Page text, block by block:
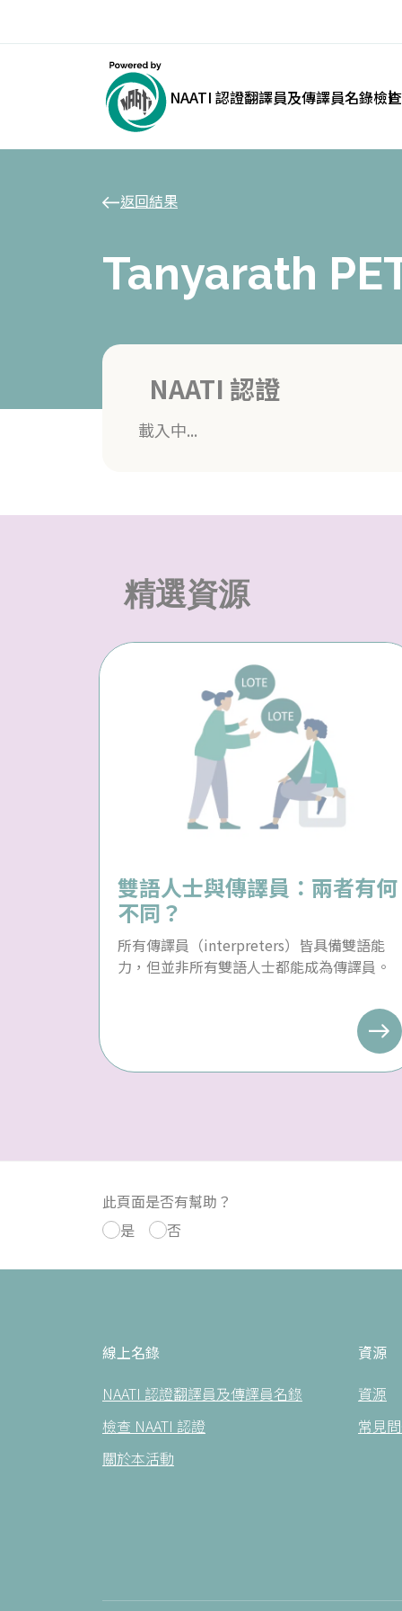
NAATI 認證翻譯員及傳譯員名錄檢
返回結果
Tanyarath
NAATI 認證
載入中...
精選資源
雙語人士與傳譯員：兩者有何
不同？
所有傳譯員（interpreters）皆具備雙語能
力，但並非所有雙語人士都能成為傳譯員。
此頁面是否有幫助？
是
否
線上名錄
NAATI 認證翻譯員及傳譯員名錄
檢查 NAATI 認證
關於本活動
資源
資源
常見